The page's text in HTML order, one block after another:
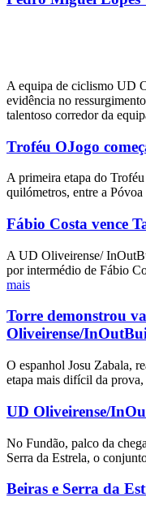
A equipa de ciclismo UD
evidência no
talentoso corredor da
Troféu OJogo
A primeira etapa do
quilómetros, entre a
Fábio Costa vence
A UD Oliveirense/
por intermédio de Fábio
mais
Torre demonstrou
Oliveirense/
O espanhol Josu Zabala,
etapa mais difícil da
UD Oliveirense/
No Fundão, palco da
Serra da Estrela, o
Beiras e Serra da